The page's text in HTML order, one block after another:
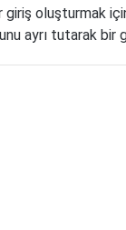
oluşturmak
ayrı tutarak bir